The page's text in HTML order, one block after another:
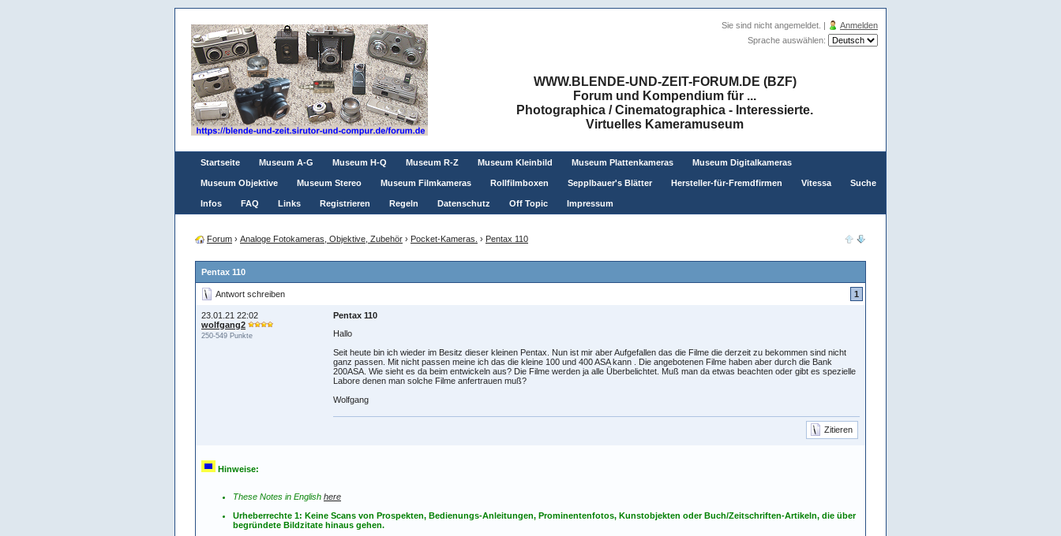
Sie sind nicht angemeldet. |
Anmelden
Sprache auswählen:
WWW.BLENDE-UND-ZEIT-FORUM.DE (BZF)
Forum und Kompendium für ...
Photographica / Cinematographica - Interessierte.
Virtuelles Kameramuseum
Startseite Museum A-G Museum H-Q Museum R-Z Museum Kleinbild Museum Plattenkameras Museum Digitalkameras
Museum Objektive Museum Stereo Museum Filmkameras Rollfilmboxen Sepplbauer's Blätter Hersteller-für-Fremdfirmen Vitessa Suche
Infos FAQ Links Registrieren Regeln Datenschutz Off Topic Impressum
Forum › Analoge Fotokameras, Objektive, Zubehör › Pocket-Kameras. › Pentax 110
Pentax 110
Antwort schreiben 1
23.01.21 22:02
wolfgang2
250-549 Punkte
Pentax 110
Hallo
Seit heute bin ich wieder im Besitz dieser kleinen Pentax. Nun ist mir aber Aufgefallen das die Filme die derzeit zu bekommen sind nicht
ganz passen. Mit nicht passen meine ich das die kleine 100 und 400 ASA kann . Die angebotenen Filme haben aber durch die Bank
200ASA. Wie sieht es da beim entwickeln aus? Die Filme werden ja alle Überbelichtet. Muß man da etwas beachten oder gibt es spezielle
Labore denen man solche Filme anfertrauen muß?
Wolfgang
Zitieren
Hinweise:
These Notes in English here
Urheberrechte 1: Keine Scans von Prospekten, Bedienungs-Anleitungen, Prominentenfotos, Kunstobjekten oder Buch/Zeitschriften-Artikeln, die über
begründete Bildzitate hinaus gehen.